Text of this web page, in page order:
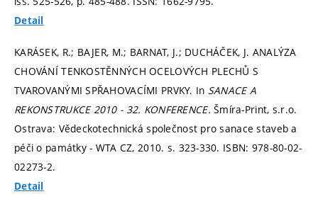
Detail
KARÁSEK, R.; BAJER, M.; BARNAT, J.; DUCHÁČEK, J. ANALÝZA
CHOVÁNÍ TENKOSTĚNNÝCH OCELOVÝCH PLECHŮ S
TVAROVANÝMI SPŘAHOVACÍMI PRVKY. In SANACE A
REKONSTRUKCE 2010 - 32. KONFERENCE.Šmíra-Print, s.r.o.
Ostrava: Vědeckotechnická společnost pro sanace staveb a
péči o památky - WTA CZ, 2010. s. 323-330. ISBN: 978-80-02-
02273-2.
Detail